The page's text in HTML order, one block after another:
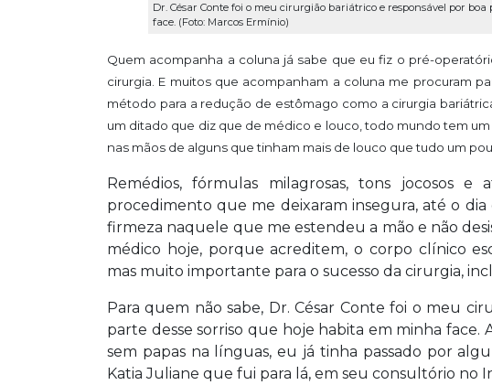
Dr. César Conte foi o meu cirurgião bariátrico e responsável por
face. (Foto: Marcos Ermínio)
Quem acompanha a coluna já sabe que eu fiz o pré-
cirurgia. E muitos que acompanham a coluna me procuram
método para a redução de estômago como a cirurgia
um ditado que diz que de médico e louco, todo mundo tem
nas mãos de alguns que tinham mais de louco que tudo um
Remédios, fórmulas milagrosas, tons jocosos
procedimento que me deixaram insegura, até o
firmeza naquele que me estendeu a mão e não
médico hoje, porque acreditem, o corpo clínico
mas muito importante para o sucesso da cirurgia,
Para quem não sabe, Dr. César Conte foi o meu
parte desse sorriso que hoje habita em minha face.
sem papas na línguas, eu já tinha passado por
Katia Juliane que fui para lá, em seu consultório no